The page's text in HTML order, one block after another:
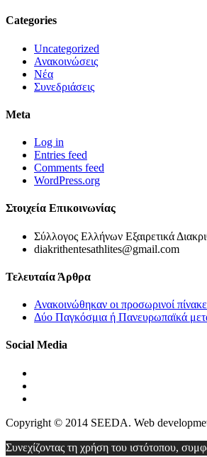
Categories
Uncategorized
Ανακοινώσεις
Νέα
Συνεδριάσεις
Meta
Log in
Entries feed
Comments feed
WordPress.org
Στοιχεία Επικοινωνίας
Σύλλογος Ελλήνων Εξαιρετικά
diakrithentesathlites@gmail.com
Τελευταία Άρθρα
Ανακοινώθηκαν οι προσωρινοί
Δύο Παγκόσμια ή Πανευρωπαϊκά
Social Media
Copyright © 2014 SEEDA. Web
Συνεχίζοντας τη χρήση του ιστότοπου,